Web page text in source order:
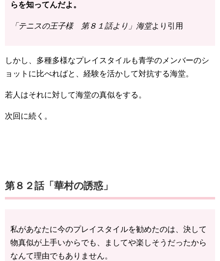
らを知ってんだよ。
「テニスの王子様 第８１話より」海堂より引用
しかし、多種多様なプレイスタイルも青学のメンバーのシ
ョットに比べればと、経験を活かして対抗する海堂。
若人はそれに対して海堂の真似をする。
次回に続く。
第８２話「華村の誘惑」
私があなたに今のプレイスタイルを勧めたのは、決して
物真似が上手いからでも、ましてや楽しそうだったから
なんて理由でもありません。